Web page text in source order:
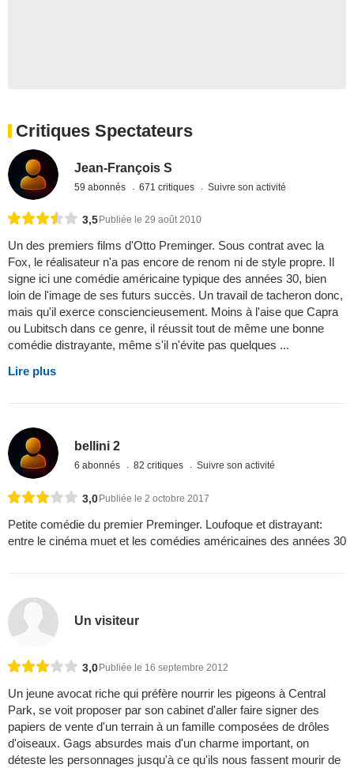
Critiques Spectateurs
Jean-François S
59 abonnés 671 critiques Suivre son activité
3,5 Publiée le 29 août 2010
Un des premiers films d'Otto Preminger. Sous contrat avec la
Fox, le réalisateur n'a pas encore de renom ni de style propre. Il
signe ici une comédie américaine typique des années 30, bien
loin de l'image de ses futurs succès. Un travail de tacheron donc,
mais qu'il exerce consciencieusement. Moins à l'aise que Capra
ou Lubitsch dans ce genre, il réussit tout de même une bonne
comédie distrayante, même s'il n'évite pas quelques ...
Lire plus
bellini 2
6 abonnés 82 critiques Suivre son activité
3,0Publiée le 2 octobre 2017
Petite comédie du premier Preminger. Loufoque et distrayant:
entre le cinéma muet et les comédies américaines des années 30
Un visiteur
3,0Publiée le 16 septembre 2012
Un jeune avocat riche qui préfère nourrir les pigeons à Central
Park, se voit proposer par son cabinet d'aller faire signer des
papiers de vente d'un terrain à un famille composées de drôles
d'oiseaux. Gags absurdes mais d'un charme important, on
déteste les personnages jusqu'à ce qu'ils nous fassent mourir de